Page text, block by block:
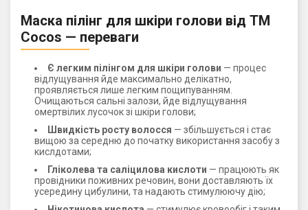
Маска пілінг для шкіри голови від ТМ
Cocos — переваги
Є легким пілінгом для шкіри голови — процес
відлущування йде максимально делікатно,
проявляється лише легким пощипуванням.
Очищаються сальні залози, йде відлущування
омертвілих лусочок зі шкіри голови;
Швидкість росту волосся — збільшується і стає
вищою за середню до початку використання засобу з
кислдотами;
Гліколева та саліцилова кислоти — працюють як
провідники поживних речовин, вони доставляють їх
усередину цибулини, та надають стимулюючу дію;